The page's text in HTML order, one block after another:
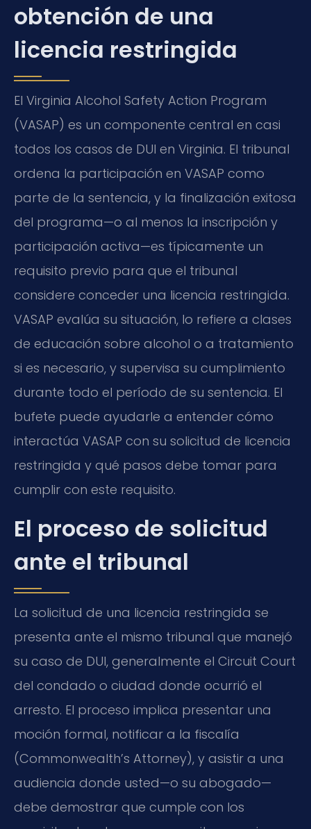
obtención de una
licencia restringida
El Virginia Alcohol Safety Action Program
(VASAP) es un componente central en casi
todos los casos de DUI en Virginia. El tribunal
ordena la participación en VASAP como
parte de la sentencia, y la finalización exitosa
del programa—o al menos la inscripción y
participación activa—es típicamente un
requisito previo para que el tribunal
considere conceder una licencia restringida.
VASAP evalúa su situación, lo refiere a clases
de educación sobre alcohol o a tratamiento
si es necesario, y supervisa su cumplimiento
durante todo el período de su sentencia. El
bufete puede ayudarle a entender cómo
interactúa VASAP con su solicitud de licencia
restringida y qué pasos debe tomar para
cumplir con este requisito.
El proceso de solicitud
ante el tribunal
La solicitud de una licencia restringida se
presenta ante el mismo tribunal que manejó
su caso de DUI, generalmente el Circuit Court
del condado o ciudad donde ocurrió el
arresto. El proceso implica presentar una
moción formal, notificar a la fiscalía
(Commonwealth’s Attorney), y asistir a una
audiencia donde usted—o su abogado—
debe demostrar que cumple con los